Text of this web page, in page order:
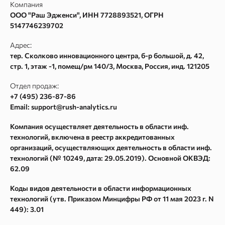
Руководство по API в сервисе Rush Analytics
Политика конфиденциальности
Согласие на обработку персональных данных
Согласие на получение рекламных и информационных
Карта сайта
Сбор Wordstat
Кластеризация
Частотности ключевых слов Google Adwords
Текстовый анализатор
Сайт аудит
Метасканер
Поиск в Webarchive
Массовая проверка Whois
Поиск спама в Webarchive
Параметры ссылок
Спам в ссылках
Восстановление из Webarchive
Компания
ООО "Раш Эдженси", ИНН 7728893521, ОГРН
5147746239702
Адрес:
тер. Сколково инновационного центра, б-р большой, д. 42,
стр. 1, этаж -1, помещ/рм 140/3, Москва, Россия, инд. 121205
Отдел продаж:
+7 (495) 236-87-86
Email: support@rush-analytics.ru
Компания осуществляет деятельность в области инф.
технологий, включена в реестр аккредитованных
организаций, осуществляющих деятельность в области инф.
технологий (№ 10249, дата: 29.05.2019). Основной ОКВЭД:
62.09
Коды видов деятельности в области информационных
технологий (утв. Приказом Минцифры РФ от 11 мая 2023 г. N
449): 3.01